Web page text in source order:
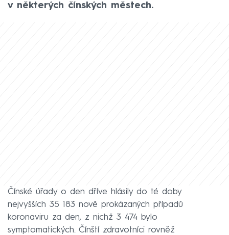
v některých čínských městech.
Čínské úřady o den dříve hlásily do té doby
nejvyšších 35 183 nově prokázaných případů
koronaviru za den, z nichž 3 474 bylo
symptomatických. Čínští zdravotníci rovněž